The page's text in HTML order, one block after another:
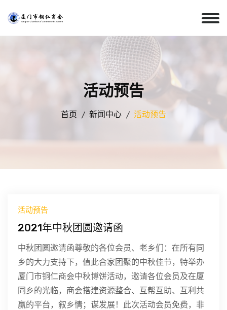
活动预告
首页 新闻中心 活动预告
活动预告
2021年中秋团圆邀请函
中秋团圆邀请函尊敬的各位会员、老乡们：在所有同
乡的大力支持下，值此合家团聚的中秋佳节，特举办
厦门市铜仁商会中秋博饼活动，邀请各位会员及在厦
同乡的光临，商会搭建资源整合、互帮互助、互利共
赢的平台，叙乡情；谋发展！此次活动会员免费，非